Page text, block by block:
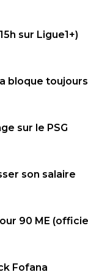
sur Ligue1+)
bloque toujours
sur le PSG
son salaire
90 ME
Fofana